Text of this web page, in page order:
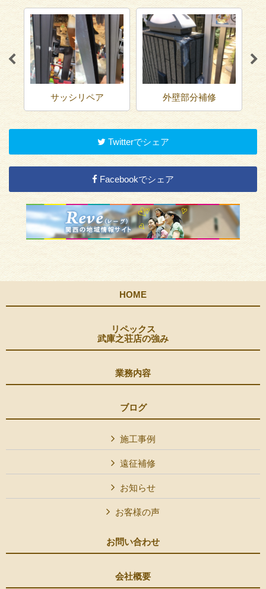
サッシリペア 外壁部分補修
Twitterでシェア
Facebookでシェア
HOME
リペックス
武庫之荘店の強み
業務内容
ブログ
施工事例
遠征補修
お知らせ
お客様の声
お問い合わせ
会社概要